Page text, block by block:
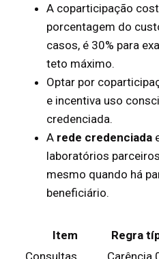
A coparticipação
porcentagem do
casos, é 30% para
teto máximo.
Optar por
e incentiva uso
credenciada.
A rede credenciada
laboratórios
mesmo quando há
beneficiário.
Item Regra
Consultas
Carência